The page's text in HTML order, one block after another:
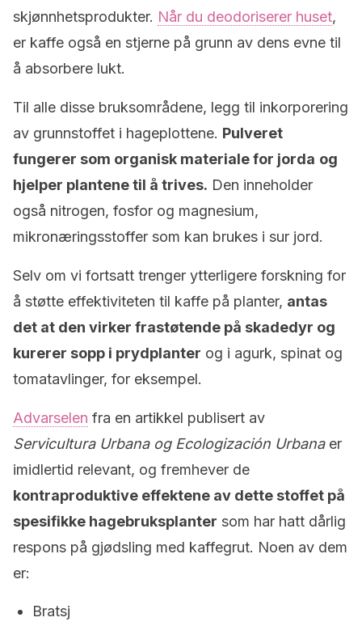
skjønnhetsprodukter. Når du deodoriserer huset,
er kaffe også en stjerne på grunn av dens evne til
å absorbere lukt.
Til alle disse bruksområdene, legg til inkorporering
av grunnstoffet i hageplottene. Pulveret
fungerer som organisk materiale for jorda og
hjelper plantene til å trives. Den inneholder
også nitrogen, fosfor og magnesium,
mikronæringsstoffer som kan brukes i sur jord.
Selv om vi fortsatt trenger ytterligere forskning for
å støtte effektiviteten til kaffe på planter, antas
det at den virker frastøtende på skadedyr og
kurerer sopp i prydplanter og i agurk, spinat og
tomatavlinger, for eksempel.
Advarselen fra en artikkel publisert av
Servicultura Urbana og Ecologización Urbanaer
imidlertid relevant, og fremhever de
kontraproduktive effektene av dette stoffet på
spesifikke hagebruksplanter som har hatt dårlig
respons på gjødsling med kaffegrut. Noen av dem
er:
Bratsj